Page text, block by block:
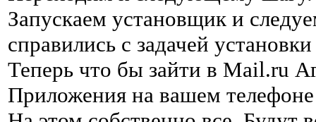
Запускаем установщик и
справились с задачей
Теперь что бы зайти в Mail.ru
Приложения на вашем